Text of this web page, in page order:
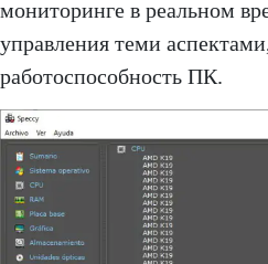
мониторинге в реальном
управления теми
работоспособность ПК.